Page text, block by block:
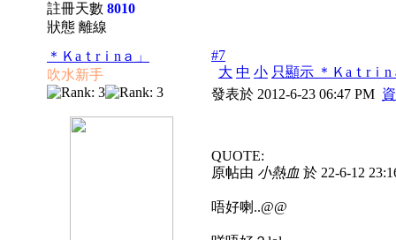
註冊天數 8010
狀態 離線
＊Ｋaｔrｉnａ」
吹水新手
#7
大 中 小 只顯示 ＊Ｋaｔrｉ
發表於 2012-6-23 06:47 PM
QUOTE:
原帖由 小熱血 於 22-6-12
唔好喇..@@